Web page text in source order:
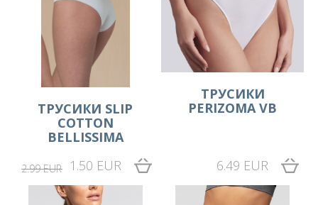
ТРУСИКИ SLIP
COTTON
BELLISSIMA
2.99 EUR 1.50 EUR
ТРУСИКИ
PERIZOMA VB
6.49 EUR